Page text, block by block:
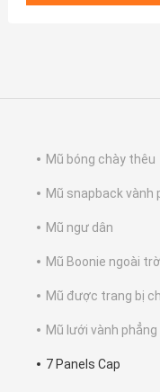
Mũ bóng chày thêu
Mũ snapback vành
Mũ ngư dân
Mũ Boonie ngoài
Mũ được trang bị
Mũ lưới vành phẳng
7 Panels Cap